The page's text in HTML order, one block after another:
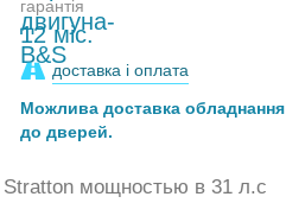
гарантія
12 міс.
доставка і оплата
Можлива доставка обладнання
до дверей.
мощностью в 31 л.с